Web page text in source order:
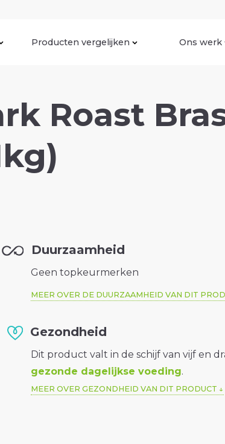
Producten vergelijken Ons werk
Roast
Duurzaamheid
Geen topkeurmerken
MEER OVER DE DUURZAAMHEID VAN DIT
Gezondheid
Dit product valt in de schijf van vijf en
gezonde dagelijkse voeding.
MEER OVER GEZONDHEID VAN DIT PRODUCT